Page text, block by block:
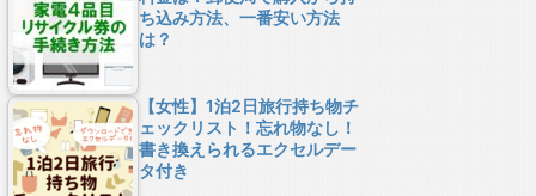
ち込み方法、一番安い方法
は？
【女性】1泊2日旅行持ち物チ
ェックリスト！忘れ物なし！
書き換えられるエクセルデー
タ付き